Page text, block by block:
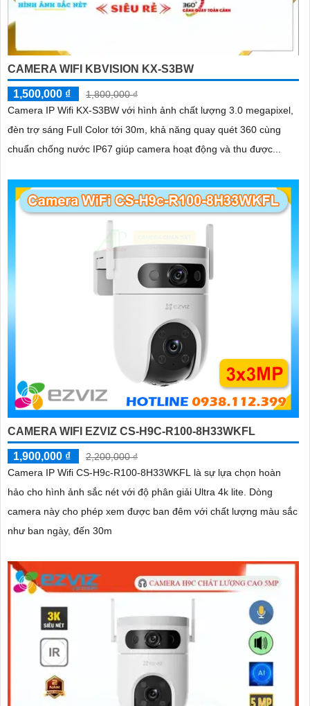
CAMERA WIFI KBVISION KX-S3BW
1,500,000 ₫
1,800,000 ₫
Camera IP Wifi KX-S3BW với hình ảnh chất lượng 3.0 megapixel,
đèn trợ sáng Full Color tới 30m, khả năng quay quét 360 cùng
chuẩn chống nước IP67 giúp camera hoạt động và thu được...
CAMERA WIFI EZVIZ CS-H9C-R100-8H33WKFL
1,900,000 ₫
2,200,000 ₫
Camera IP Wifi CS-H9c-R100-8H33WKFL là sự lựa chọn hoàn
hảo cho hình ảnh sắc nét với độ phân giải Ultra 4k lite. Dòng
camera này cho phép xem được ban đêm với chất lượng màu sắc
như ban ngày, đến 30m